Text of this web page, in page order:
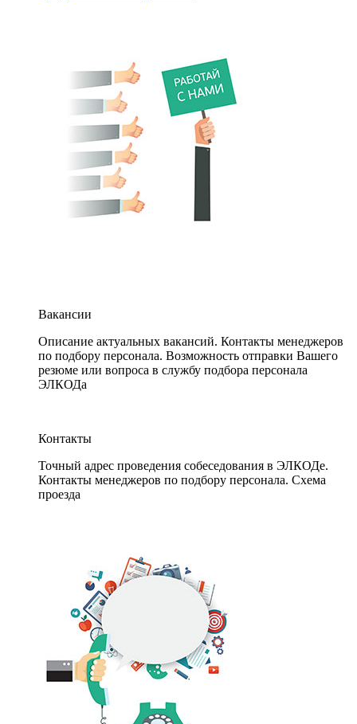
Вакансии
Описание актуальных вакансий. Контакты менеджеров
по подбору персонала. Возможность отправки Вашего
резюме или вопроса в службу подбора персонала
ЭЛКОДа
Контакты
Точный адрес проведения собеседования в ЭЛКОДе.
Контакты менеджеров по подбору персонала. Схема
проезда